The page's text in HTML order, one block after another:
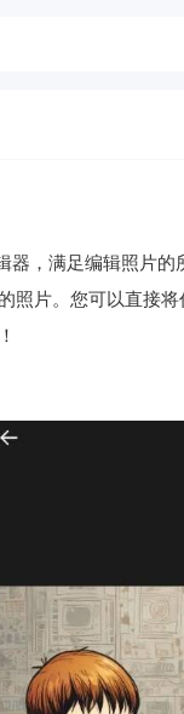
，满足编辑照片的
照片。您可以直接